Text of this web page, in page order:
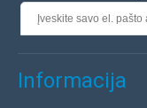
Informacija